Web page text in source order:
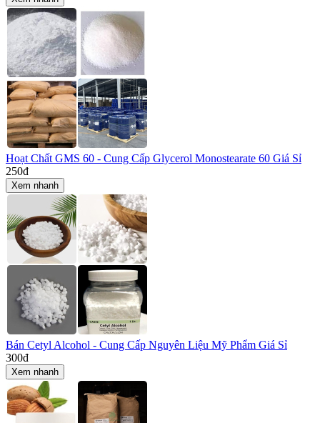
Hoạt Chất GMS 60 - Cung Cấp Glycerol Monostearate 60 Giá Sỉ
250đ
Xem nhanh
Bán Cetyl Alcohol - Cung Cấp Nguyên Liệu Mỹ Phẩm Giá Sỉ
300đ
Xem nhanh